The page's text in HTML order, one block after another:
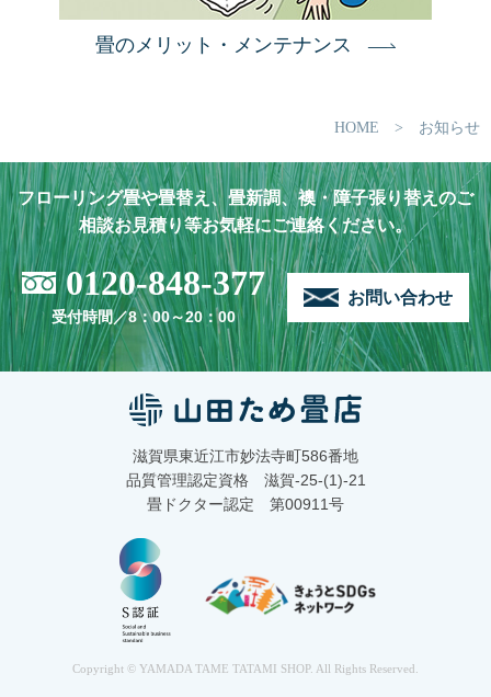
畳のメリット・メンテナンス
HOME > お知らせ
フローリング畳や畳替え、畳新調、襖・障子張り替えのご
相談お見積り等お気軽にご連絡ください。
0120-848-377
受付時間／8：00～20：00
お問い合わせ
滋賀県東近江市妙法寺町586番地
品質管理認定資格 滋賀-25-(1)-21
畳ドクター認定 第00911号
Copyright © YAMADA TAME TATAMI SHOP. All Rights Reserved.